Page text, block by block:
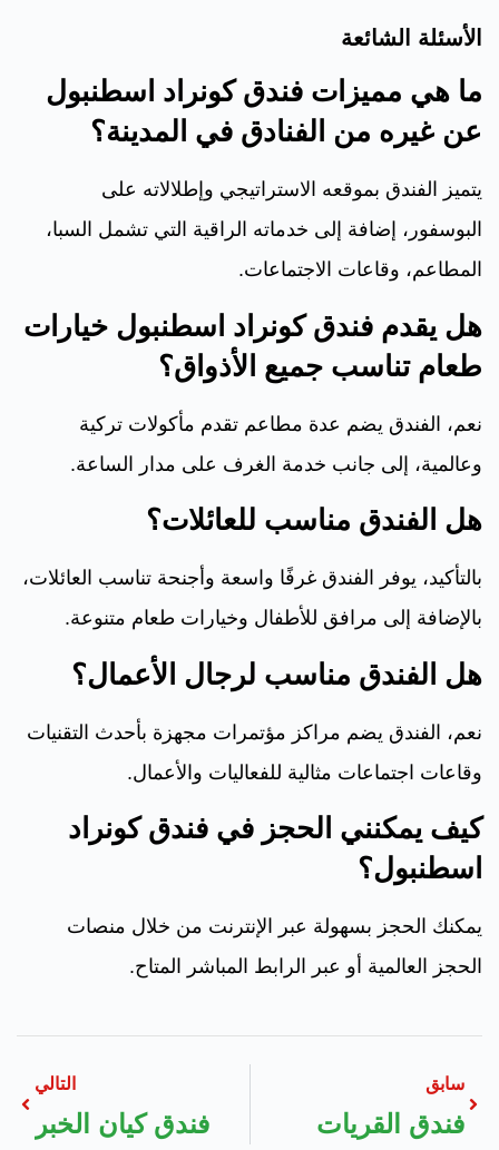
الأسئلة الشائعة
ما هي مميزات فندق كونراد اسطنبول
عن غيره من الفنادق في المدينة؟
يتميز الفندق بموقعه الاستراتيجي وإطلالاته على
البوسفور، إضافة إلى خدماته الراقية التي تشمل السبا،
المطاعم، وقاعات الاجتماعات.
هل يقدم فندق كونراد اسطنبول خيارات
طعام تناسب جميع الأذواق؟
نعم، الفندق يضم عدة مطاعم تقدم مأكولات تركية
وعالمية، إلى جانب خدمة الغرف على مدار الساعة.
هل الفندق مناسب للعائلات؟
بالتأكيد، يوفر الفندق غرفًا واسعة وأجنحة تناسب العائلات،
بالإضافة إلى مرافق للأطفال وخيارات طعام متنوعة.
هل الفندق مناسب لرجال الأعمال؟
نعم، الفندق يضم مراكز مؤتمرات مجهزة بأحدث التقنيات
وقاعات اجتماعات مثالية للفعاليات والأعمال.
كيف يمكنني الحجز في فندق كونراد
اسطنبول؟
يمكنك الحجز بسهولة عبر الإنترنت من خلال منصات
الحجز العالمية أو عبر الرابط المباشر المتاح.
سابق
فندق القريات
التالي
فندق كيان الخبر